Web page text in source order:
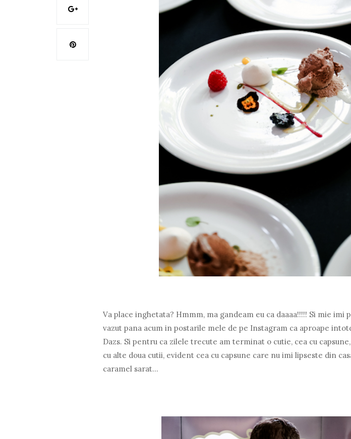
Va place inghetata? Hmmm, ma gandeam eu ca daaaa!!!!! Si mie imi
vazut pana acum in postarile mele de pe Instagram ca aproape
Dazs. Si pentru ca zilele trecute am terminat o cutie, cea cu
cu alte doua cutii, evident cea cu capsune care nu imi lipseste din
caramel sarat...